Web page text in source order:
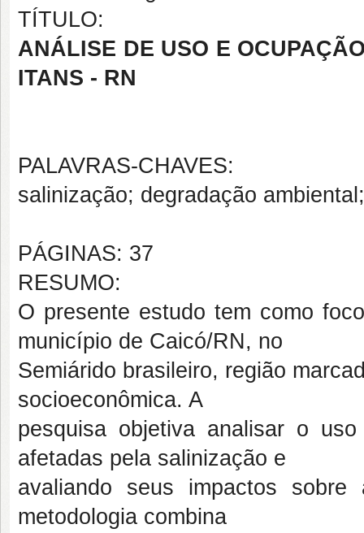
TÍTULO:
ANÁLISE DE USO E
ITANS - RN
PALAVRAS-CHAVES:
salinização; degradação
PÁGINAS: 37
RESUMO:
O presente estudo tem como
município de Caicó/RN, no
Semiárido brasileiro, região
socioeconômica. A
pesquisa objetiva analisar o
afetadas pela salinização e
avaliando seus impactos
metodologia combina